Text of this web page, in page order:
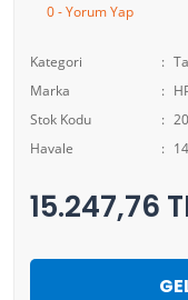
0 - Yorum Yap
Kategori
Marka
Stok Kodu
Havale
15.247,76